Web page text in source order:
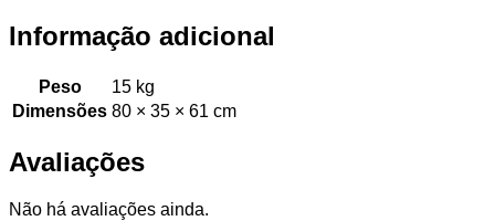
Informação adicional
Peso
15 kg
Dimensões 80 × 35 × 61 cm
Avaliações
Não há avaliações ainda.